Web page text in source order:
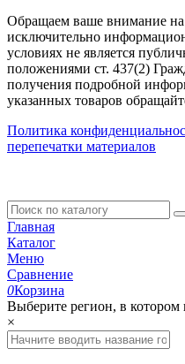
Обращаем ваше внимание на
исключительно
условиях не является
положениями ст. 437(2)
получения подробной
указанных товаров
Политика
перепечатки материалов
Главная
Каталог
Меню
Сравнение
0Корзина
Выберите регион, в котором
×